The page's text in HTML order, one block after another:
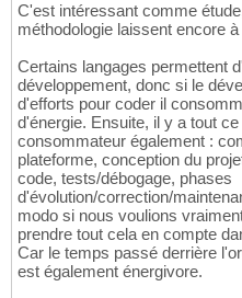
C'est intéressant comme
méthodologie laissent encore à
Certains langages permettent
développement, donc si le
d'efforts pour coder il
d'énergie. Ensuite, il y a tout
consommateur également :
plateforme, conception du
code, tests/débogage, phases
d'évolution/correction/
modo si nous voulions
prendre tout cela en compte
Car le temps passé derrière
est également énergivore.